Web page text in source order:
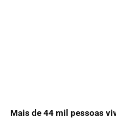
Mais de 44 mil pessoas